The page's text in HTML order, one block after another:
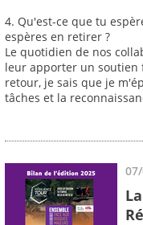
4. Qu'est-ce que tu
espères en retirer ?
Le quotidien de nos
leur apporter un soutien
retour, je sais que je
tâches et la